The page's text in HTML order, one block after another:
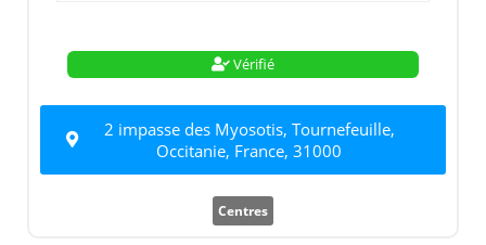
Vérifié
2 impasse des Myosotis, Tournefeuille,
Occitanie, France, 31000
Centres